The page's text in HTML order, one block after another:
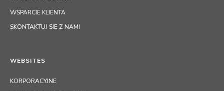
WSPARCIE KLIENTA
SKONTAKTUJ SIE Z NAMI
WEBSITES
KORPORACYJNE